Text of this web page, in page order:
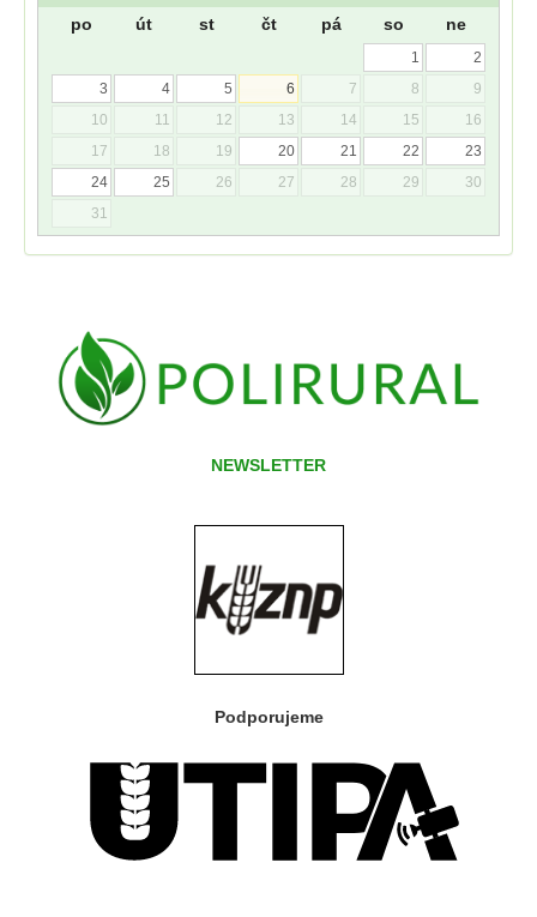
po út st čt pá so ne
1
2
3
4 5 6 7 8
9
10
11 12 13 14 15
16
17
18 19 20 21 22
23
24
25 26 27 28 29
30
31
NEWSLETTER
Podporujeme